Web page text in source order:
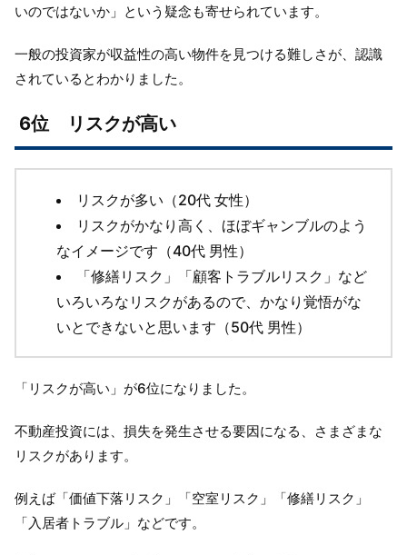
いのではないか」という疑念も寄せられています。
一般の投資家が収益性の高い物件を見つける難しさが、認識
されているとわかりました。
6位 リスクが高い
リスクが多い（20代 女性）
リスクがかなり高く、ほぼギャンブルのよう
なイメージです（40代 男性）
「修繕リスク」「顧客トラブルリスク」など
いろいろなリスクがあるので、かなり覚悟がな
いとできないと思います（50代 男性）
「リスクが高い」が6位になりました。
不動産投資には、損失を発生させる要因になる、さまざまな
リスクがあります。
例えば「価値下落リスク」「空室リスク」「修繕リスク」
「入居者トラブル」などです。